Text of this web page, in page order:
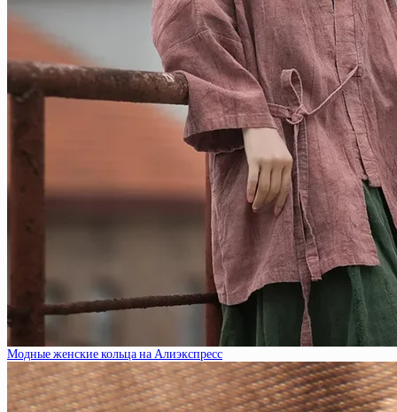
Модные женские кольца на Алиэкспресс